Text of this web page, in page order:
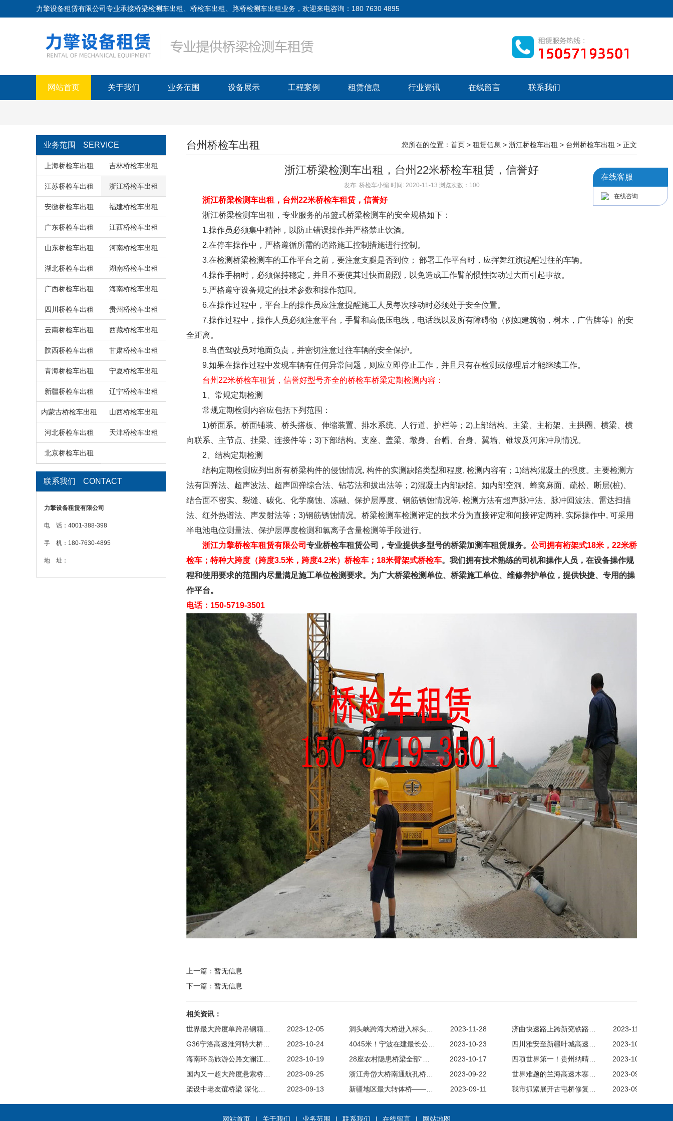
力擎设备租赁有限公司专业承接桥梁检测车出租、桥检车出租、路桥检测车出租业务，欢迎来电咨询：180 7630 4895
网站首页 关于我们 业务范围 设备展示 工程案例 租赁信息 行业资讯 在线留言 联系我们
业务范围 SERVICE
上海桥检车出租 吉林桥检车出租
江苏桥检车出租 浙江桥检车出租
安徽桥检车出租 福建桥检车出租
广东桥检车出租 江西桥检车出租
山东桥检车出租 河南桥检车出租
湖北桥检车出租 湖南桥检车出租
广西桥检车出租 海南桥检车出租
四川桥检车出租 贵州桥检车出租
云南桥检车出租 西藏桥检车出租
陕西桥检车出租 甘肃桥检车出租
青海桥检车出租 宁夏桥检车出租
新疆桥检车出租 辽宁桥检车出租
内蒙古桥检车出租 山西桥检车出租
河北桥检车出租 天津桥检车出租
北京桥检车出租
联系我们 CONTACT
力擎设备租赁有限公司
电 话：4001-388-398
手 机：180-7630-4895
地 址：
您所在的位置： 首页 > 租赁信息 > 浙江桥检车出租 > 台州桥检车出租 > 正文
台州桥检车出租
浙江桥梁检测车出租，台州22米桥检车租赁，信誉好
发布: 桥检车小编 时间: 2020-11-13 浏览次数： 100
浙江桥梁检测车出租，台州22米桥检车租赁，信誉好
浙江桥梁检测车出租，专业服务的吊篮式桥梁检测车的安全规格如下：
1.操作员必须集中精神，以防止错误操作并严格禁止饮酒。
2.在停车操作中，严格遵循所需的道路施工控制措施进行控制。
3.在检测桥梁检测车的工作平台之前，要注意支腿是否到位； 部署工作平台时，应挥舞红旗提醒过往的车辆。
4.操作手柄时，必须保持稳定，并且不要使其过快而剧烈，以免造成工作臂的惯性摆动过大而引起事故。
5.严格遵守设备规定的技术参数和操作范围。
6.在操作过程中，平台上的操作员应注意提醒施工人员每次移动时必须处于安全位置。
7.操作过程中，操作人员必须注意平台，手臂和高低压电线，电话线以及所有障碍物（例如建筑物，树木，广告牌等）的安
全距离。
8.当值驾驶员对地面负责，并密切注意过往车辆的安全保护。
9.如果在操作过程中发现车辆有任何异常问题，则应立即停止工作，并且只有在检测或修理后才能继续工作。
台州22米桥检车租赁，信誉好型号齐全的桥检车桥梁定期检测内容：
1、常规定期检测
常规定期检测内容应包括下列范围：
1)桥面系。桥面铺装、桥头搭板、伸缩装置、排水系统、人行道、护栏等；2)上部结构。主梁、主桁架、主拱圈、横梁、横
向联系、主节点、挂梁、连接件等；3)下部结构。支座、盖梁、墩身、台帽、台身、翼墙、锥坡及河床冲刷情况。
2、结构定期检测
结构定期检测应列出所有桥梁构件的侵蚀情况, 构件的实测缺陷类型和程度, 检测内容有；1)结构混凝土的强度。主要检测方
法有回弹法、超声波法、超声回弹综合法、钻芯法和拔出法等；2)混凝土内部缺陷。如内部空洞、蜂窝麻面、疏松、断层(桩)、
结合面不密实、裂缝、碳化、化学腐蚀、冻融、保护层厚度、钢筋锈蚀情况等, 检测方法有超声脉冲法、脉冲回波法、雷达扫描
法、红外热谱法、声发射法等；3)钢筋锈蚀情况。桥梁检测车检测评定的技术分为直接评定和间接评定两种, 实际操作中, 可采用
半电池电位测量法、保护层厚度检测和氯离子含量检测等手段进行。
浙江力擎桥检车租赁有限公司 专业桥检车租赁公司，专业提供多型号的桥梁加测车租赁服务。 公司拥有桁架式18米，22米桥
检车；特种大跨度（跨度3.5米，跨度4.2米）桥检车；18米臂架式桥检车。我们拥有技术熟练的司机和操作人员，在设备操作规
程和使用要求的范围内尽量满足施工单位检测要求。为广大桥梁检测单位、桥梁施工单位、维修养护单位，提供快捷、专用的操
作平台。
电话：150-5719-3501
上一篇：暂无信息
下一篇：暂无信息
相关资讯：
2023-12-05
世界最大跨度单跨吊钢箱… 2023-11-28
洞头峡跨海大桥进入标头… 2023-11-28
济曲快速路上跨新兖铁路…
2023-10-24
G36宁洛高速淮河特大桥… 2023-10-23
4045米！宁波在建最长公… 2023-10-23
四川雅安至新疆叶城高速…
2023-10-19
海南环岛旅游公路文澜江… 2023-10-17
28座农村隐患桥梁全部“… 2023-10-10
四项世界第一！贵州纳晴…
2023-09-25
国内又一超大跨度悬索桥… 2023-09-22
浙江舟岱大桥南通航孔桥… 2023-09-19
世界难题的兰海高速木寨…
2023-09-13
架设中老友谊桥梁 深化… 2023-09-11
新疆地区最大转体桥——… 2023-09-08
我市抓紧展开古屯桥修复…
网站首页 | 关于我们 | 业务范围 | 联系我们 | 在线留言 | 网站地图
在线客服
在线咨询